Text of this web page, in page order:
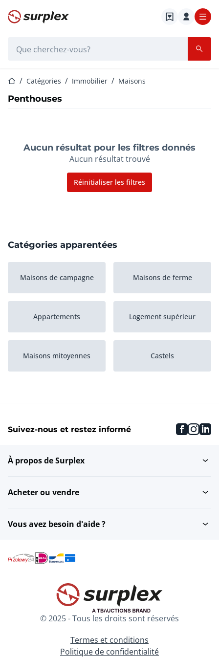
Page d'accueil
Page d'accueil
Catégories Immobilier Maisons
Penthouses
Aucun résultat pour les filtres donnés
Aucun résultat trouvé
Réinitialiser les filtres
Catégories apparentées
Maisons de campagne Maisons de ferme
Appartements Logement supérieur
Maisons mitoyennes Castels
Logement inférieur
Autres biens
immobiliers
Maisonnette
Immobilier résidentiel Terrains constructibles
Suivez-nous et restez informé
À propos de Surplex
Acheter ou vendre
Vous avez besoin d'aide ?
© 2025 - Tous les droits sont réservés
Termes et conditions
Politique de confidentialité